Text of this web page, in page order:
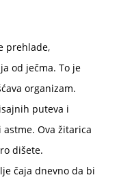
prehlade,
od ječma. To je
organizam.
puteva i
Ova žitarica
dišete.
čaja dnevno da bi